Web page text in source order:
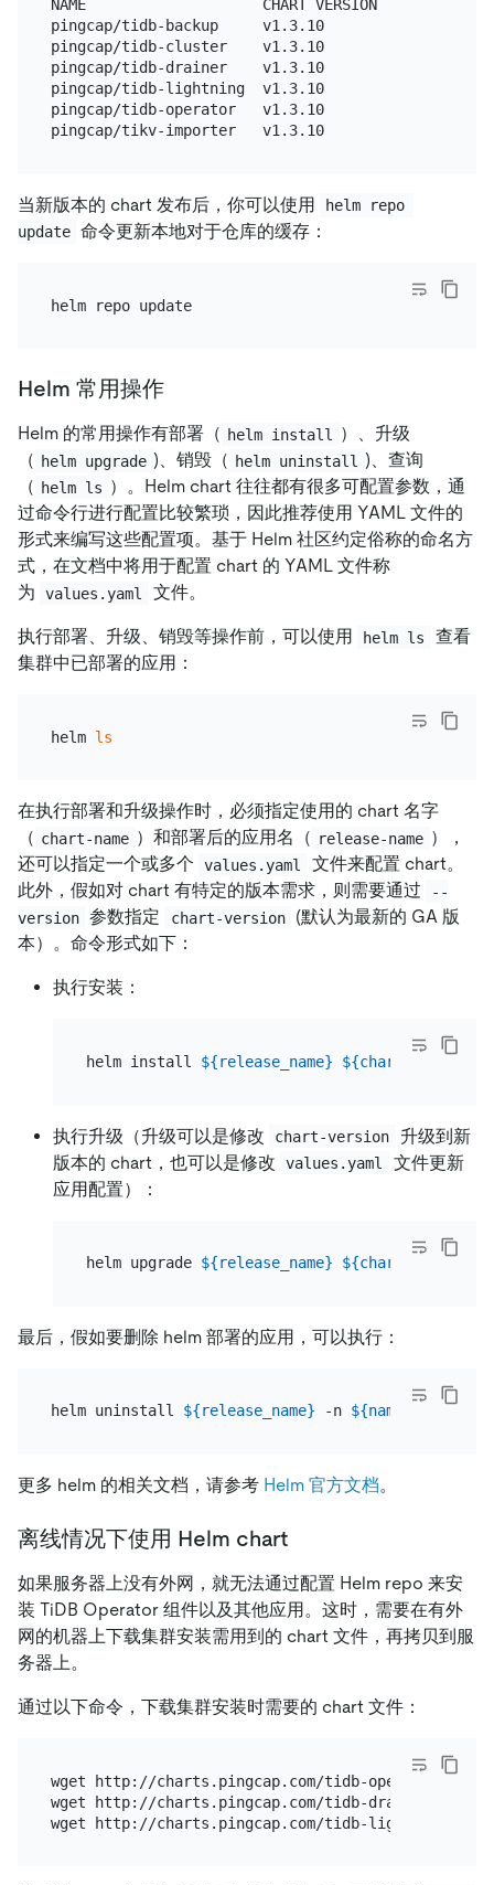
NAME                    CHART VERSION   APP
pingcap/tidb-backup     v1.3.10
pingcap/tidb-cluster    v1.3.10
pingcap/tidb-drainer    v1.3.10
pingcap/tidb-lightning  v1.3.10
pingcap/tidb-operator   v1.3.10          v1.3.10
当新版本的 chart 发布后，你可以使用
helm repo
update 命令更新本地对于仓库的缓存：
helm repo update
Helm 常用操作
Helm 的常用操作有部署（ helm install
）、升级
（ helm upgrade )、销毁（ helm uninstall )、查询
（ helm ls ）。Helm chart 往往都有很多可配置参数，通
过命令行进行配置比较繁琐，因此推荐使用 YAML 文件的
形式来编写这些配置项。基于 Helm 社区约定俗称的命名方
式，在文档中将用于配置 chart 的 YAML 文件称
为
values.yaml 文件。
执行部署、升级、销毁等操作前，可以使用 helm ls
查看
集群中已部署的应用：
helm ls
在执行部署和升级操作时，必须指定使用的 chart 名字
（ chart-name ）和部署后的应用名（ release-name ），
还可以指定一个或多个
values.yaml
文件来配置 chart。
此外，假如对 chart 有特定的版本需求，则需要通过
--
version 参数指定 chart-version
(默认为最新的 GA 版
本）。命令形式如下：
执行安装：
helm install ${release_name} ${chart_name}
执行升级（升级可以是修改 chart-version
升级到新
版本的 chart，也可以是修改
values.yaml
文件更新
应用配置）：
helm upgrade ${release_name} ${chart_name} --
最后，假如要删除 helm 部署的应用，可以执行：
helm uninstall ${release_name} -n ${namespace}
更多 helm 的相关文档，请参考 Helm 官方文档。
离线情况下使用 Helm chart
如果服务器上没有外网，就无法通过配置 Helm repo 来安
装 TiDB Operator 组件以及其他应用。这时，需要在有外
网的机器上下载集群安装需用到的 chart 文件，再拷贝到服
务器上。
通过以下命令，下载集群安装时需要的 chart 文件：
wget http://charts.pingcap.com/tidb-operator-
wget http://charts.pingcap.com/tidb-drainer-